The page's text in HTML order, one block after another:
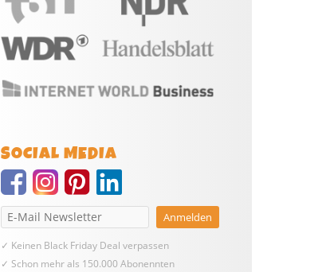
SOCIAL MEDIA
✓ Keinen Black Friday Deal verpassen
✓ Schon mehr als 150.000 Abonennten